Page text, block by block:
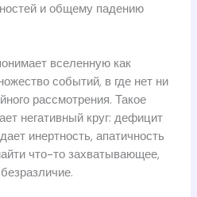
и общему падению
вселенную как
событий, в где нет ни
рассмотрения. Такое
негативный круг: дефицит
инертность, апатичность
что-то захватывающее,